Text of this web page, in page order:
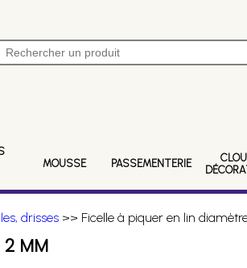
MOUSSE PASSEMENTERIE
drisses>> Ficelle à piquer en lin
2 MM